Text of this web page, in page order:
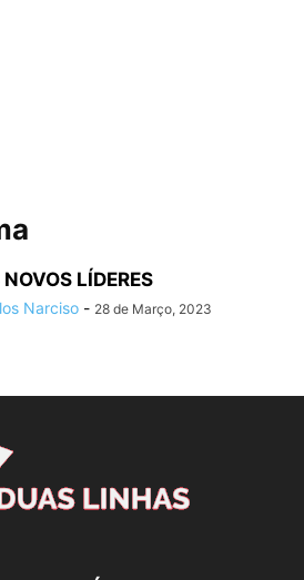
NOVOS LÍDERES
Narciso - 28 de Março, 2023